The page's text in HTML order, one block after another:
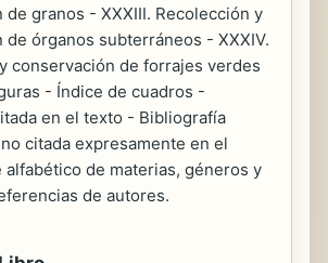
de granos - XXXIII. Recolección y
de órganos subterráneos - XXXIV.
conservación de forrajes verdes
- Índice de cuadros -
en el texto - Bibliografía
citada expresamente en el
de materias, géneros y
de autores.